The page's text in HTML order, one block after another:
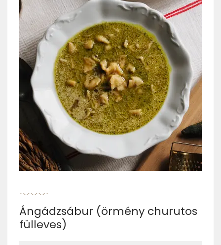
Ángádzsábur (örmény churutos
fülleves)